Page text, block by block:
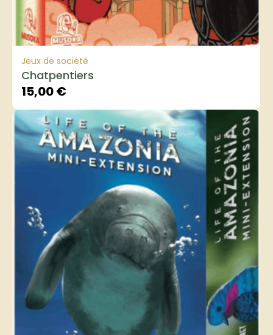
Jeux de société
Chatpentiers
15,00€